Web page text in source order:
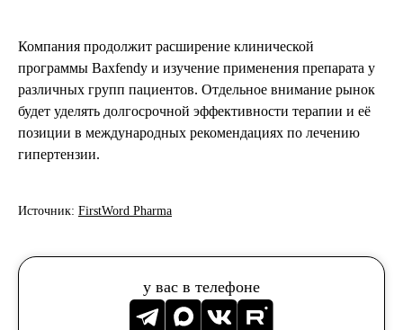
Компания продолжит расширение клинической
программы Baxfendy и изучение применения препарата у
различных групп пациентов. Отдельное внимание рынок
будет уделять долгосрочной эффективности терапии и её
позиции в международных рекомендациях по лечению
гипертензии.
Источник: FirstWord Pharma
у вас в телефоне